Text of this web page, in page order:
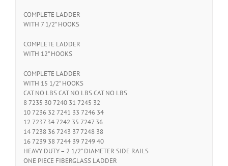
COMPLETE LADDER
WITH 7 1/2” HOOKS
COMPLETE LADDER
WITH 12” HOOKS
COMPLETE LADDER
WITH 15 1/2” HOOKS
CAT NO LBS CAT NO LBS CAT NO LBS
8 7235 30 7240 31 7245 32
10 7236 32 7241 33 7246 34
12 7237 34 7242 35 7247 36
14 7238 36 7243 37 7248 38
16 7239 38 7244 39 7249 40
HEAVY DUTY – 2 1/2” DIAMETER SIDE RAILS
ONE PIECE FIBERGLASS LADDER